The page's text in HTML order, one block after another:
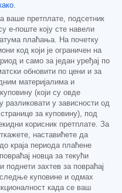
.
ваше претплате, подсетник
е-поште коју сте навели
плаћања. На почетку
код који је ограничен на
и само за један уређај по
обновити по цени и за
материјалима и
(који су овде
у зависности од
за куповину), под
корисник претплате. За
наставићете да
краја периода плаћене
новца за текући
поднети захтев за повраћај
куповине и одмах
када се ваш